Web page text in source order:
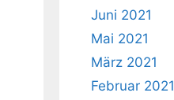
Juni 2021
Mai 2021
März 2021
Februar 2021